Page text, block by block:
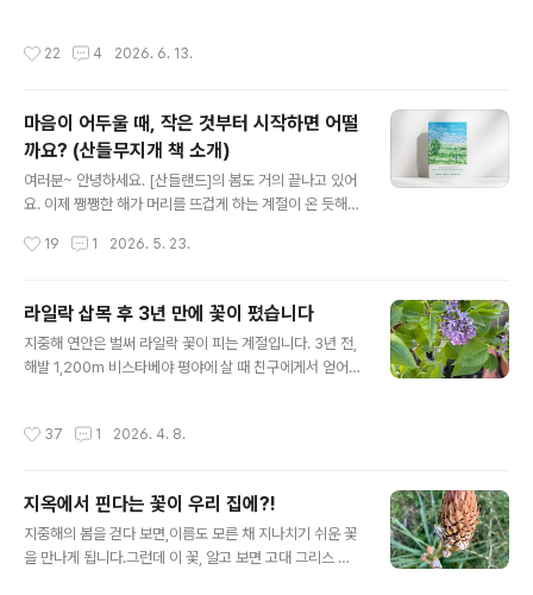
다. 바로 터키시 에어라인스(Turkish Airlines)! 어찌어찌
꽃들이 구름처럼 피어 있었어요. 처음에는 꽃보다 덩굴의
매달려 있었습니다. 멀리서는 마치 누군가 하얀 별들을 한
아름 뿌려 놓은 것 같았어요. 햇살을 받은 꽃송이들은 은빛
으로 반짝이며 바람이 스칠 때마다 물결처럼 흔들렸고, 초
록 잎 사이에서 더욱 선명한 흰빛을 드러냈습니다. 가까이
로 펼쳐진 꽃이 단정하고..
22 4 2026. 6. 13.
마음이 어두울 때, 작은 것부터 시작하면 어떨
까요? (산들무지개 책 소개)
여러분~ 안녕하세요. [산들랜드]의 봄도 거의 끝나고 있어
요. 이제 쨍쨍한 해가 머리를 뜨겁게 하는 계절이 온 듯해
에 일어나 사진 몇 장 편집했는데, 여러분과 공유해요. 요
씩 우리 삶이 보이더라고요. 우린 살면서 자꾸 내 어두운 곳
과 부족한 것만 더 바라보더라고요. 그게 잘 살기 위한 나의
채찍질이란 걸 알지만, 마음이 향한 방향만큼은 언제나...따
뜻하고 환한 곳이었으면 좋겠습니다. 꽃은 누가 가르쳐주
니다. 저도 지칠 때가 참 많아요. 하루하루 일상에 치여 피
19 1 2026. 5. 23.
라일락 삽목 후 3년 만에 꽃이 폈습니다
지중해 연안은 벌써 라일락 꽃이 피는 계절입니다. 3년 전,
해발 1,200m 비스타베야 평야에 살 때 친구에게서 얻어
라 꽃을 피우기 시작했습니다! 제가 키우는 라일락은 서양
라고 하는데, 정원용으로 많이들 키우는 듯합니다. 하지만
지중해 연안은 겨울 기온이 잘 내려가지 않아 라일락 꽃이
잘 피지 않는다고 해요. 우리 집은 겨울에 영하로 떨어지는
37 1 2026. 4. 8.
지옥에서 핀다는 꽃이 우리 집에?!
지중해의 봄을 걷다 보면,이름도 모른 채 지나치기 쉬운 꽃
을 만나게 됩니다.그런데 이 꽃, 알고 보면 고대 그리스 신